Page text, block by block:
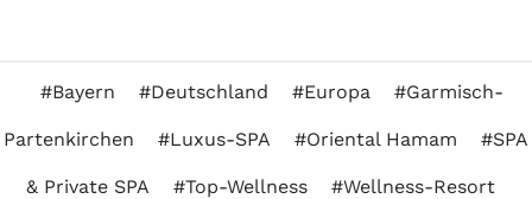
Bayern Deutschland Europa Garmisch-
Partenkirchen Luxus-SPA Oriental Hamam SPA
& Private SPA Top-Wellness Wellness-Resort